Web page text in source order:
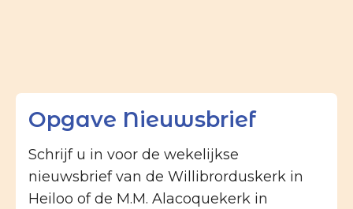
Opgave Nieuwsbrief
Schrijf u in voor de wekelijkse
nieuwsbrief van de Willibrorduskerk in
Heiloo of de M.M. Alacoquekerk in